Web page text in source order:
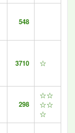
548
3710 ☆
298
☆☆
☆☆
☆